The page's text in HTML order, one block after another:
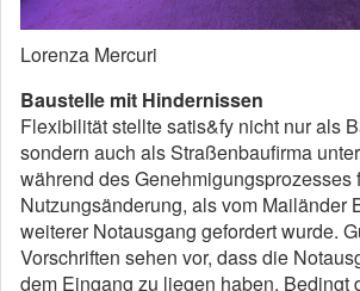
Lorenza Mercuri
Baustelle mit Hindernissen
Flexibilität stellte satis&fy nicht nur als
sondern auch als Straßenbaufirma
während des Genehmigungsprozesses
Nutzungsänderung, als vom Mailänder
weiterer Notausgang gefordert wurde.
Vorschriften sehen vor, dass die
dem Eingang zu liegen haben. Bedingt